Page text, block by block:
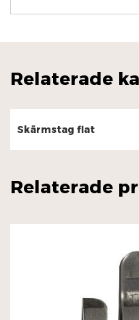
Relaterade
Skärmstag flat
Relaterade